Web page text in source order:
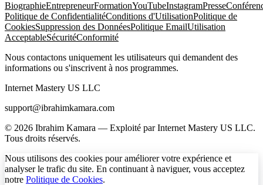
BiographieEntrepreneurFormationYouTubeInstagramPresse
Politique de ConfidentialitéConditions d'UtilisationPolitique de
CookiesSuppression des DonnéesPolitique EmailUtilisation
AcceptableSécuritéConformité
Nous contactons uniquement les utilisateurs qui demandent des
informations ou s'inscrivent à nos programmes.
Internet Mastery US LLC
support@ibrahimkamara.com
© 2026 Ibrahim Kamara — Exploité par Internet Mastery US LLC.
Tous droits réservés.
Nous utilisons des cookies pour améliorer votre expérience et
analyser le trafic du site. En continuant à naviguer, vous acceptez
notre Politique de Cookies.